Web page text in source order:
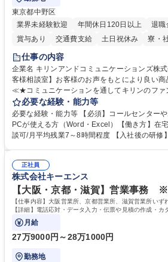
東京都中野区
業界未経験歓迎
年間休日120日以上 退職
賞与あり
交通費支給 土日祝休み 寮・
仕事の内容
企業名 キリンアンドコミュニケーションズ株式会社 求人名 中野本
客様相談室】お客様のお声をもとにより良い商品づくり
≪★コミュニケーションを通してキリンのフ
お客様のお声をより良い商品づくりに活かして
様相談室でのお仕事です。 日々お客様からいただくキリングループへのご
意見を、企業活動に活かしています。お客様か
って対応、情報提供するとともにグループ内活
平均100件前後■メール・手紙：同上40件前後 募集職種 中野本社【お客様
相談室】お客様のお声をもとにより良い商品づ
必要な経験・能力等
必要な経験・能力等 【必須】コールセンター
PCが使える方（Word・Excel）【働き方】在
談可/月平均残業7～8時間程度 【入社後の研修】着任から1か月は電話対応
すのでご安心ください。 【当社について】キ
う会社として、お客様との出会いを大切にし、
を込めてコミュニケーションをとりながら広
す。 学歴・資格 学歴：大学院 大学 高専 短大 専修学校 高校 語学力： 資
格：
正社員
株式会社キーエンス
【大阪・京都・滋賀】営業事務
【仕事内容】大阪営業所、京都営業所、滋賀営業所いず
【詳細】電話応対・データ入力・伝票や見積の作成・カ
で発生する事務業務や業務改善をお任せ。
月給
27万9000円～28万1000円
勤務地